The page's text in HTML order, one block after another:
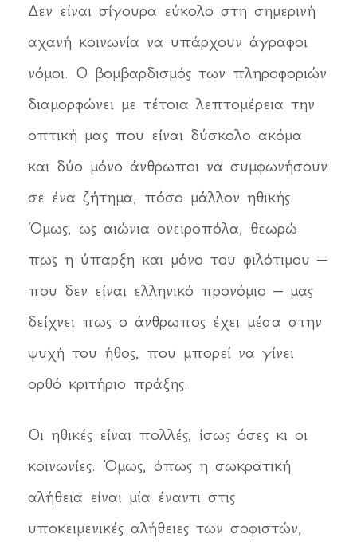
Δεν είναι σίγουρα εύκολο στη σημερινή
αχανή κοινωνία να υπάρχουν άγραφοι
νόμοι. Ο βομβαρδισμός των πληροφοριών
διαμορφώνει με τέτοια λεπτομέρεια την
οπτική μας που είναι δύσκολο ακόμα
και δύο μόνο άνθρωποι να συμφωνήσουν
σε ένα ζήτημα, πόσο μάλλον ηθικής.
Όμως, ως αιώνια ονειροπόλα, θεωρώ
πως η ύπαρξη και μόνο του φιλότιμου –
που δεν είναι ελληνικό προνόμιο – μας
δείχνει πως ο άνθρωπος έχει μέσα στην
ψυχή του ήθος, που μπορεί να γίνει
ορθό κριτήριο πράξης.
Οι ηθικές είναι πολλές, ίσως όσες κι οι
κοινωνίες. Όμως, όπως η σωκρατική
αλήθεια είναι μία έναντι στις
υποκειμενικές αλήθειες των σοφιστών,